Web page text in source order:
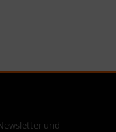
und